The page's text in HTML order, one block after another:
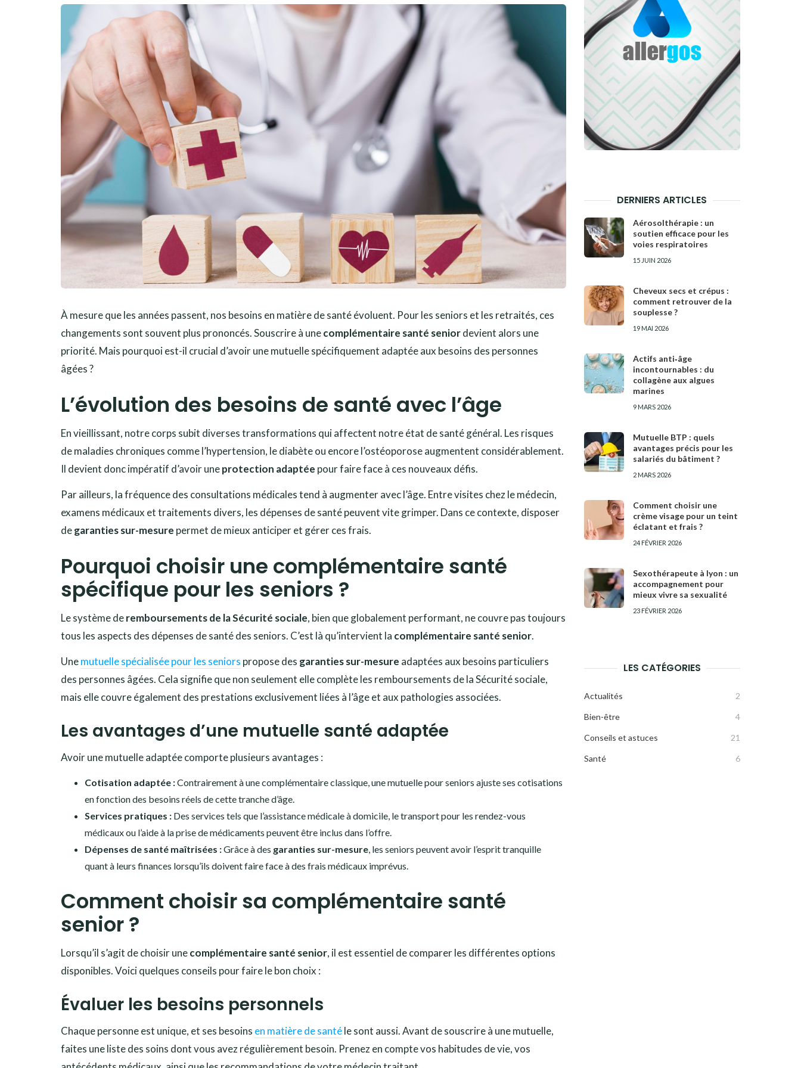
À mesure que les années passent, nos besoins en matière de santé évoluent. Pour les seniors et les retraités, ces
changements sont souvent plus prononcés. Souscrire à unecomplémentaire santé seniordevient alors une
priorité. Mais pourquoi est-il crucial d’avoir une mutuelle spécifiquement adaptée aux besoins des personnes
âgées ?
L’évolution des besoins de santé avec l’âge
En vieillissant, notre corps subit diverses transformations qui affectent notre état de santé général. Les risques
de maladies chroniques comme l’hypertension, le diabète ou encore l’ostéoporose augmentent considérablement.
Il devient donc impératif d’avoir uneprotection adaptée pour faire face à ces nouveaux défis.
Par ailleurs, la fréquence des consultations médicales tend à augmenter avec l’âge. Entre visites chez le médecin,
examens médicaux et traitements divers, les dépenses de santé peuvent vite grimper. Dans ce contexte, disposer
degaranties sur-mesure permet de mieux anticiper et gérer ces frais.
Pourquoi choisir une complémentaire santé
spécifique pour les seniors ?
Le système deremboursements de la Sécurité sociale, bien que globalement performant, ne couvre pas toujours
tous les aspects des dépenses de santé des seniors. C’est là qu’intervient la complémentaire santé senior.
Unemutuelle spécialisée pour les seniors propose des garanties sur-mesure adaptées aux besoins particuliers
des personnes âgées. Cela signifie que non seulement elle complète les remboursements de la Sécurité sociale,
mais elle couvre également des prestations exclusivement liées à l’âge et aux pathologies associées.
Les avantages d’une mutuelle santé adaptée
Avoir une mutuelle adaptée comporte plusieurs avantages :
Cotisation adaptée :Contrairement à une complémentaire classique, une mutuelle pour seniors ajuste ses cotisations
en fonction des besoins réels de cette tranche d’âge.
Services pratiques : Des services tels que l’assistance médicale à domicile, le transport pour les rendez-vous
médicaux ou l’aide à la prise de médicaments peuvent être inclus dans l’offre.
Dépenses de santé maîtrisées :Grâce à des garanties sur-mesure , les seniors peuvent avoir l’esprit tranquille
quant à leurs finances lorsqu’ils doivent faire face à des frais médicaux imprévus.
Comment choisir sa complémentaire santé
senior ?
Lorsqu’il s’agit de choisir unecomplémentaire santé senior, il est essentiel de comparer les différentes options
disponibles. Voici quelques conseils pour faire le bon choix :
Évaluer les besoins personnels
Chaque personne est unique, et ses besoins en matière de santéle sont aussi. Avant de souscrire à une mutuelle,
faites une liste des soins dont vous avez régulièrement besoin. Prenez en compte vos habitudes de vie, vos
DERNIERS ARTICLES
Aérosolthérapie : un
soutien efficace pour les
voies respiratoires
15 JUIN 2026
Cheveux secs et crépus :
comment retrouver de la
souplesse ?
19 MAI 2026
Actifs anti‑âge
incontournables : du
collagène aux algues
marines
9 MARS 2026
Mutuelle BTP : quels
avantages précis pour les
salariés du bâtiment ?
2 MARS 2026
Comment choisir une
crème visage pour un teint
éclatant et frais ?
24 FÉVRIER 2026
Sexothérapeute à lyon : un
accompagnement pour
mieux vivre sa sexualité
23 FÉVRIER 2026
LES CATÉGORIES
Actualités 2
Bien-être 4
Conseils et astuces 21
Santé 6